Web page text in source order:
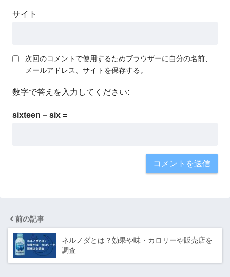
サイト
次回のコメントで使用するためブラウザーに自分の名前、
メールアドレス、サイトを保存する。
数字で答えを入力してください:
sixteen − six =
前の記事
ネルノダとは？効果や味・カロリーや販売店を
調査